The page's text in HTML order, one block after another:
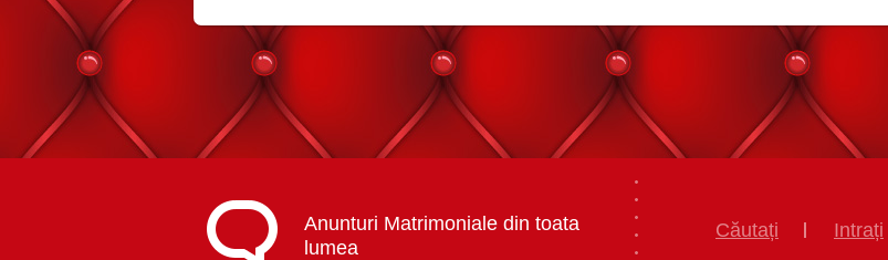
Anunturi Matrimoniale din toata
lumea
Căutați Intrați